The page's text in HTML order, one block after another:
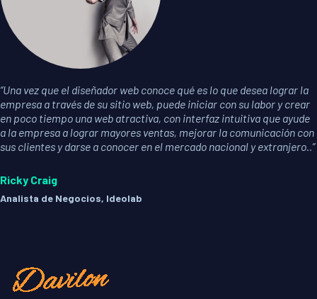
“Una vez que el diseñador web conoce qué es lo que desea lograr la
empresa a través de su sitio web, puede iniciar con su labor y crear
en poco tiempo una web atractiva, con interfaz intuitiva que ayude
a la empresa a lograr mayores ventas, mejorar la comunicación con
sus clientes y darse a conocer en el mercado nacional y extranjero..”
Ricky Craig
Analista de Negocios, Ideolab